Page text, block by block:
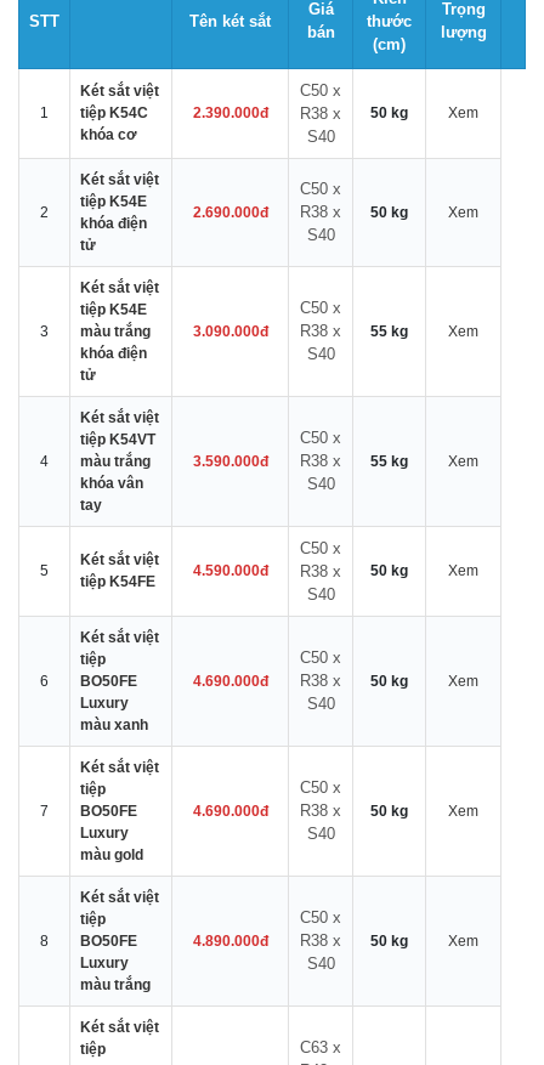
STT Tên két sắt
Giá
bán
thước
(cm)
Trọng
lượng
1
Két sắt việt
tiệp K54C
khóa cơ
2.390.000đ
C50 x
R38 x
S40
50 kg Xem
2
Két sắt việt
tiệp K54E
khóa điện
tử
2.690.000đ
C50 x
R38 x
S40
50 kg Xem
3
Két sắt việt
tiệp K54E
màu trắng
khóa điện
tử
3.090.000đ
C50 x
R38 x
S40
55 kg Xem
4
Két sắt việt
tiệp K54VT
màu trắng
khóa vân
tay
3.590.000đ
C50 x
R38 x
S40
55 kg Xem
5
Két sắt việt
tiệp K54FE
4.590.000đ
C50 x
R38 x
S40
50 kg Xem
6
Két sắt việt
tiệp
BO50FE
Luxury
màu xanh
4.690.000đ
C50 x
R38 x
S40
50 kg Xem
7
Két sắt việt
tiệp
BO50FE
Luxury
màu gold
4.690.000đ
C50 x
R38 x
S40
50 kg Xem
8
Két sắt việt
tiệp
BO50FE
Luxury
màu trắng
4.890.000đ
C50 x
R38 x
S40
50 kg Xem
Két sắt việt
tiệp
C63 x